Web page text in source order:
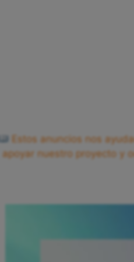
Estos anuncios nos
apoyar nuestro proyecto y